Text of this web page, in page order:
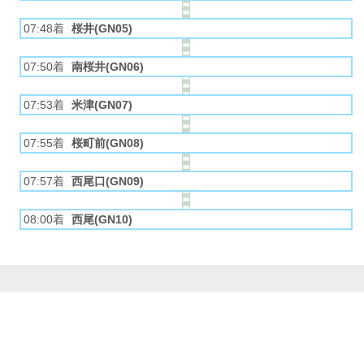
07:48着 桜井(GN05)
07:50着 南桜井(GN06)
07:53着 米津(GN07)
07:55着 桜町前(GN08)
07:57着 西尾口(GN09)
08:00着 西尾(GN10)